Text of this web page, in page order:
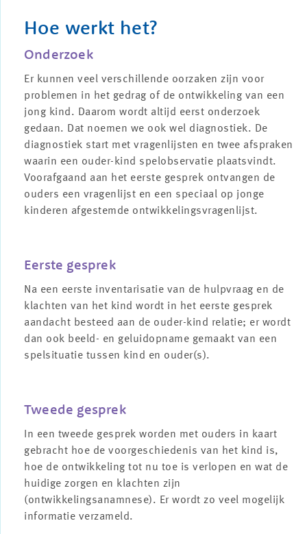
Hoe werkt het?
Onderzoek
Er kunnen veel verschillende oorzaken zijn voor
problemen in het gedrag of de ontwikkeling van een
jong kind. Daarom wordt altijd eerst onderzoek
gedaan. Dat noemen we ook wel diagnostiek. De
diagnostiek start met vragenlijsten en twee afspraken
waarin een ouder-kind spelobservatie plaatsvindt.
Voorafgaand aan het eerste gesprek ontvangen de
ouders een vragenlijst en een speciaal op jonge
kinderen afgestemde ontwikkelingsvragenlijst.
Eerste gesprek
Na een eerste inventarisatie van de hulpvraag en de
klachten van het kind wordt in het eerste gesprek
aandacht besteed aan de ouder-kind relatie; er wordt
dan ook beeld- en geluidopname gemaakt van een
spelsituatie tussen kind en ouder(s).
Tweede gesprek
In een tweede gesprek worden met ouders in kaart
gebracht hoe de voorgeschiedenis van het kind is,
hoe de ontwikkeling tot nu toe is verlopen en wat de
huidige zorgen en klachten zijn
(ontwikkelingsanamnese). Er wordt zo veel mogelijk
informatie verzameld.